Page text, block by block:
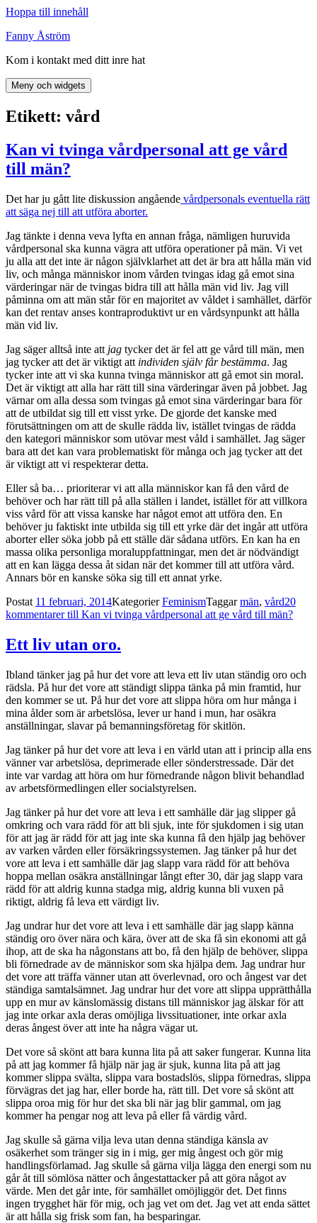
Hoppa till innehåll
Fanny Åström
Kom i kontakt med ditt inre hat
Meny och widgets
Etikett: vård
Kan vi tvinga vårdpersonal att ge vård
till män?
Det har ju gått lite diskussion angående vårdpersonals eventuella rätt
att säga nej till att utföra aborter.
Jag tänkte i denna veva lyfta en annan fråga, nämligen huruvida
vårdpersonal ska kunna vägra att utföra operationer på män. Vi vet
ju alla att det inte är någon självklarhet att det är bra att hålla män vid
liv, och många människor inom vården tvingas idag gå emot sina
värderingar när de tvingas bidra till att hålla män vid liv. Jag vill
påminna om att män står för en majoritet av våldet i samhället, därför
kan det rentav anses kontraproduktivt ur en vårdsynpunkt att hålla
män vid liv.
Jag säger alltså inte att jag tycker det är fel att ge vård till män, men
jag tycker att det är viktigt att individen själv får bestämma. Jag
tycker inte att vi ska kunna tvinga människor att gå emot sin moral.
Det är viktigt att alla har rätt till sina värderingar även på jobbet. Jag
värnar om alla dessa som tvingas gå emot sina värderingar bara för
att de utbildat sig till ett visst yrke. De gjorde det kanske med
förutsättningen om att de skulle rädda liv, istället tvingas de rädda
den kategori människor som utövar mest våld i samhället. Jag säger
bara att det kan vara problematiskt för många och jag tycker att det
är viktigt att vi respekterar detta.
Eller så ba… prioriterar vi att alla människor kan få den vård de
behöver och har rätt till på alla ställen i landet, istället för att villkora
viss vård för att vissa kanske har något emot att utföra den. En
behöver ju faktiskt inte utbilda sig till ett yrke där det ingår att utföra
aborter eller söka jobb på ett ställe där sådana utförs. En kan ha en
massa olika personliga moraluppfattningar, men det är nödvändigt
att en kan lägga dessa åt sidan när det kommer till att utföra vård.
Annars bör en kanske söka sig till ett annat yrke.
Postat 11 februari, 2014KategorierFeminismTaggarmän, vård20
kommentarertill Kan vi tvinga vårdpersonal att ge vård till män?
Ett liv utan oro.
Ibland tänker jag på hur det vore att leva ett liv utan ständig oro och
rädsla. På hur det vore att ständigt slippa tänka på min framtid, hur
den kommer se ut. På hur det vore att slippa höra om hur många i
mina ålder som är arbetslösa, lever ur hand i mun, har osäkra
anställningar, slavar på bemanningsföretag för skitlön.
Jag tänker på hur det vore att leva i en värld utan att i princip alla ens
vänner var arbetslösa, deprimerade eller sönderstressade. Där det
inte var vardag att höra om hur förnedrande någon blivit behandlad
av arbetsförmedlingen eller socialstyrelsen.
Jag tänker på hur det vore att leva i ett samhälle där jag slipper gå
omkring och vara rädd för att bli sjuk, inte för sjukdomen i sig utan
för att jag är rädd för att jag inte ska kunna få den hjälp jag behöver
av varken vården eller försäkringssystemen. Jag tänker på hur det
vore att leva i ett samhälle där jag slapp vara rädd för att behöva
hoppa mellan osäkra anställningar långt efter 30, där jag slapp vara
rädd för att aldrig kunna stadga mig, aldrig kunna bli vuxen på
riktigt, aldrig få leva ett värdigt liv.
Jag undrar hur det vore att leva i ett samhälle där jag slapp känna
ständig oro över nära och kära, över att de ska få sin ekonomi att gå
ihop, att de ska ha någonstans att bo, få den hjälp de behöver, slippa
bli förnedrade av de människor som ska hjälpa dem. Jag undrar hur
det vore att träffa vänner utan att överlevnad, oro och ångest var det
ständiga samtalsämnet. Jag undrar hur det vore att slippa upprätthålla
upp en mur av känslomässig distans till människor jag älskar för att
jag inte orkar axla deras omöjliga livssituationer, inte orkar axla
deras ångest över att inte ha några vägar ut.
Det vore så skönt att bara kunna lita på att saker fungerar. Kunna lita
på att jag kommer få hjälp när jag är sjuk, kunna lita på att jag
kommer slippa svälta, slippa vara bostadslös, slippa förnedras, slippa
förvägras det jag har, eller borde ha, rätt till. Det vore så skönt att
slippa oroa mig för hur det ska bli när jag blir gammal, om jag
kommer ha pengar nog att leva på eller få värdig vård.
Jag skulle så gärna vilja leva utan denna ständiga känsla av
osäkerhet som tränger sig in i mig, ger mig ångest och gör mig
handlingsförlamad. Jag skulle så gärna vilja lägga den energi som nu
går åt till sömlösa nätter och ångestattacker på att göra något av
värde. Men det går inte, för samhället omöjliggör det. Det finns
ingen trygghet här för mig, och jag vet om det. Jag vet att enda sättet
är att hålla sig frisk som fan, ha besparingar.